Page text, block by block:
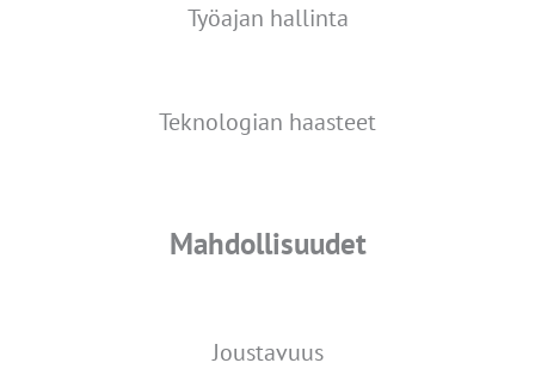
Työajan hallinta
Teknologian haasteet
Mahdollisuudet
Joustavuus